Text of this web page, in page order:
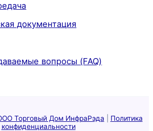
документация
вопросы (FAQ)
Торговый Дом ИнфраРэда
Политика
конфиденциальности